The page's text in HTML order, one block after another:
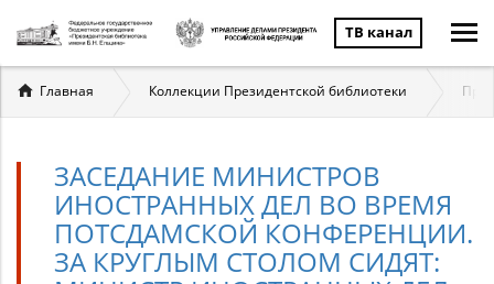
ТВ канал
Вы
здесь
Главная Коллекции Президентской библиотеки
ЗАСЕДАНИЕ МИНИСТРОВ
ИНОСТРАННЫХ ДЕЛ ВО ВРЕМЯ
ПОТСДАМСКОЙ КОНФЕРЕНЦИИ.
ЗА КРУГЛЫМ СТОЛОМ СИДЯТ: